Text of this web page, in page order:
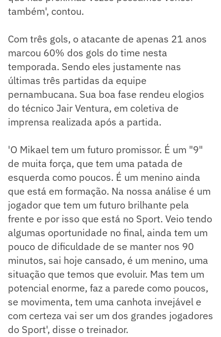
também', contou.
Com três gols, o atacante de apenas 21 anos
marcou 60% dos gols do time nesta
temporada. Sendo eles justamente nas
últimas três partidas da equipe
pernambucana. Sua boa fase rendeu elogios
do técnico Jair Ventura, em coletiva de
imprensa realizada após a partida.
'O Mikael tem um futuro promissor. É um "9"
de muita força, que tem uma patada de
esquerda como poucos. É um menino ainda
que está em formação. Na nossa análise é um
jogador que tem um futuro brilhante pela
frente e por isso que está no Sport. Veio tendo
algumas oportunidade no final, ainda tem um
pouco de dificuldade de se manter nos 90
minutos, sai hoje cansado, é um menino, uma
situação que temos que evoluir. Mas tem um
potencial enorme, faz a parede como poucos,
se movimenta, tem uma canhota invejável e
com certeza vai ser um dos grandes jogadores
do Sport', disse o treinador.